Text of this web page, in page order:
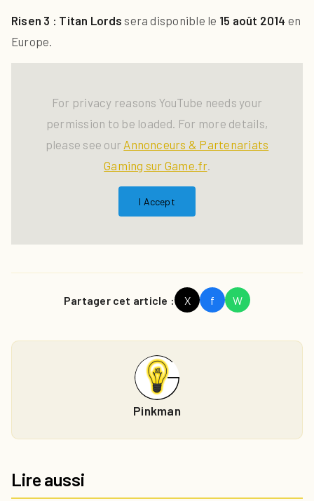
Risen 3 : Titan Lords sera disponible le 15 août 2014 en
Europe.
For privacy reasons YouTube needs your
permission to be loaded. For more details,
please see our Annonceurs & Partenariats
Gaming sur Game.fr.
I Accept
Partager cet article : X f W
Pinkman
Lire aussi